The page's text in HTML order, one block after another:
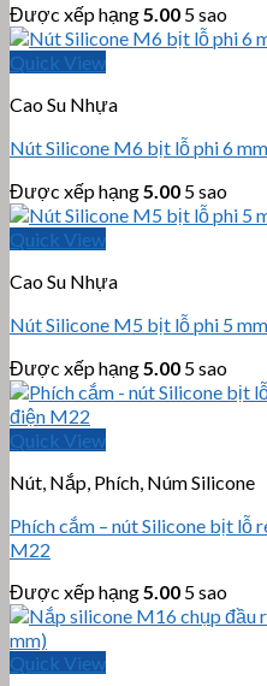
Được xếp hạng 5.00 5 sao
Quick View
Cao Su Nhựa
Nút Silicone M6 bịt lỗ phi 6
Được xếp hạng 5.00 5 sao
Quick View
Cao Su Nhựa
Nút Silicone M5 bịt lỗ phi 5
Được xếp hạng 5.00 5 sao
Quick View
Nút, Nắp, Phích, Núm Silicone
Phích cắm – nút Silicone bịt lỗ
M22
Được xếp hạng 5.00 5 sao
Quick View